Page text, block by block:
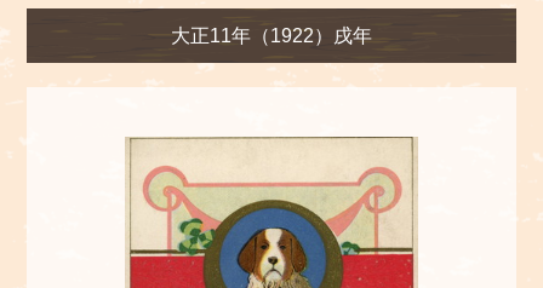
大正11年（1922）戌年